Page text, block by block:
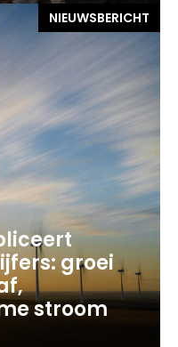
NIEUWSBERICHT
groei
stroom